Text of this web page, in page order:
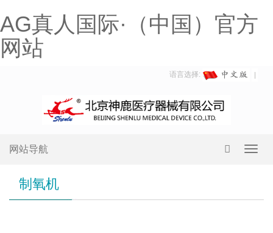
AG真人国际·（中国）官方
网站
语言选择:
网站导航
制氧机